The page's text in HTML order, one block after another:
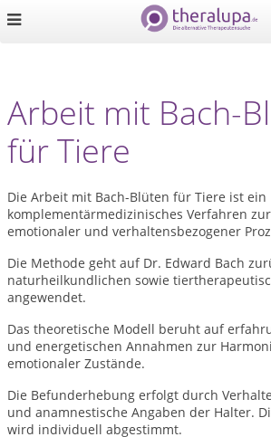
Arbeit mit Bach-
für Tiere
Die Arbeit mit Bach-Blüten für Tiere ist ein
komplementärmedizinisches Verfahren
emotionaler und verhaltensbezogener
Die Methode geht auf Dr. Edward Bach
naturheilkundlichen sowie
angewendet.
Das theoretische Modell beruht auf
und energetischen Annahmen zur
emotionaler Zustände.
Die Befunderhebung erfolgt durch
und anamnestische Angaben der Halter.
wird individuell abgestimmt.